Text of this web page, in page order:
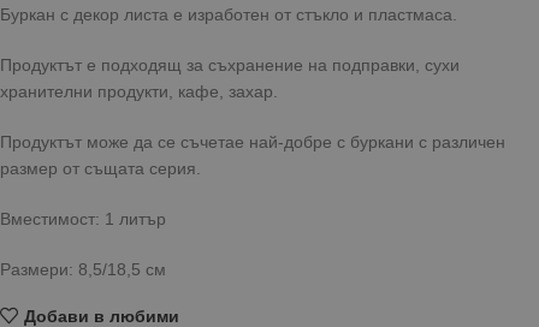
Буркан с декор листа е изработен от стъкло и пластмаса.
Продуктът е подходящ за съхранение на подправки, сухи
хранителни продукти, кафе, захар.
Продуктът може да се съчетае най-добре с буркани с различен
размер от същата серия.
Вместимост: 1 литър
Размери: 8,5/18,5 см
Добави в любими